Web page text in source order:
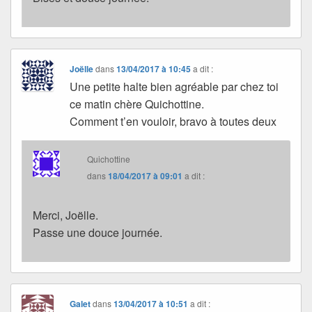
Joëlledans13/04/2017 à 10:45 a dit :
Une petite halte bien agréable par chez toi
ce matin chère Quichottine.
Comment t’en vouloir, bravo à toutes deux
Quichottine
dans18/04/2017 à 09:01 a dit :
Merci, Joëlle.
Passe une douce journée.
Galetdans13/04/2017 à 10:51 a dit :